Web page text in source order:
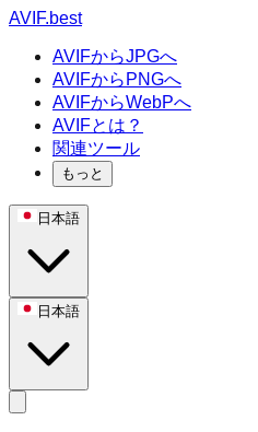
AVIF.best
AVIFからJPGへ
AVIFからPNGへ
AVIFからWebPへ
AVIFとは？
関連ツール
もっと
日本語
日本語